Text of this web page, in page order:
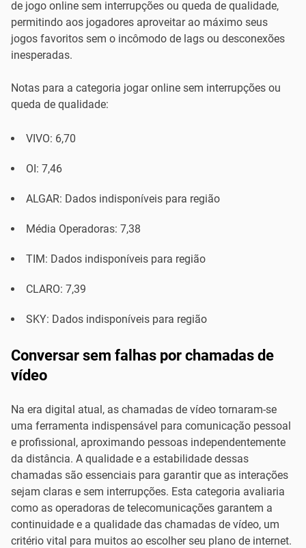
de jogo online sem interrupções ou queda de qualidade,
permitindo aos jogadores aproveitar ao máximo seus
jogos favoritos sem o incômodo de lags ou desconexões
inesperadas.
Notas para a categoria jogar online sem interrupções ou
queda de qualidade:
VIVO: 6,70
OI: 7,46
ALGAR: Dados indisponíveis para região
Média Operadoras: 7,38
TIM: Dados indisponíveis para região
CLARO: 7,39
SKY: Dados indisponíveis para região
Conversar sem falhas por chamadas de
vídeo
Na era digital atual, as chamadas de vídeo tornaram-se
uma ferramenta indispensável para comunicação pessoal
e profissional, aproximando pessoas independentemente
da distância. A qualidade e a estabilidade dessas
chamadas são essenciais para garantir que as interações
sejam claras e sem interrupções. Esta categoria avaliaria
como as operadoras de telecomunicações garantem a
continuidade e a qualidade das chamadas de vídeo, um
critério vital para muitos ao escolher seu plano de internet.